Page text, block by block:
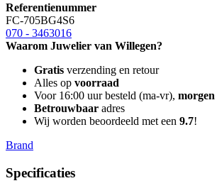
Referentienummer
FC-705BG4S6
070 - 3463016
Waarom Juwelier van Willegen?
Gratis verzending en retour
Alles op voorraad
Voor 16:00 uur besteld (ma-vr), morgen
Betrouwbaar adres
Wij worden beoordeeld met een 9.7!
Brand
Specificaties